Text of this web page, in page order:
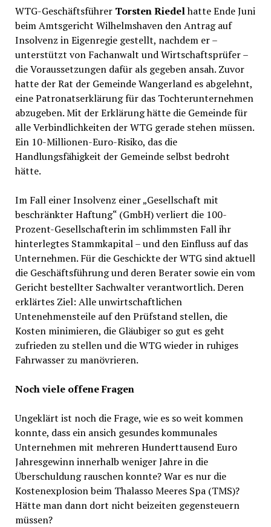
WTG-Geschäftsführer Torsten Riedelhatte Ende Juni
beim Amtsgericht Wilhelmshaven den Antrag auf
Insolvenz in Eigenregie gestellt, nachdem er –
unterstützt von Fachanwalt und Wirtschaftsprüfer –
die Voraussetzungen dafür als gegeben ansah. Zuvor
hatte der Rat der Gemeinde Wangerland es abgelehnt,
eine Patronatserklärung für das Tochterunternehmen
abzugeben. Mit der Erklärung hätte die Gemeinde für
alle Verbindlichkeiten der WTG gerade stehen müssen.
Ein 10-Millionen-Euro-Risiko, das die
Handlungsfähigkeit der Gemeinde selbst bedroht
hätte.
Im Fall einer Insolvenz einer „Gesellschaft mit
beschränkter Haftung“ (GmbH) verliert die 100-
Prozent-Gesellschafterin im schlimmsten Fall ihr
hinterlegtes Stammkapital – und den Einfluss auf das
Unternehmen. Für die Geschickte der WTG sind aktuell
die Geschäftsführung und deren Berater sowie ein vom
Gericht bestellter Sachwalter verantwortlich. Deren
erklärtes Ziel: Alle unwirtschaftlichen
Untenehmensteile auf den Prüfstand stellen, die
Kosten minimieren, die Gläubiger so gut es geht
zufrieden zu stellen und die WTG wieder in ruhiges
Fahrwasser zu manövrieren.
Noch viele offene Fragen
Ungeklärt ist noch die Frage, wie es so weit kommen
konnte, dass ein ansich gesundes kommunales
Unternehmen mit mehreren Hunderttausend Euro
Jahresgewinn innerhalb weniger Jahre in die
Überschuldung rauschen konnte? War es nur die
Kostenexplosion beim Thalasso Meeres Spa (TMS)?
Hätte man dann dort nicht beizeiten gegensteuern
müssen?